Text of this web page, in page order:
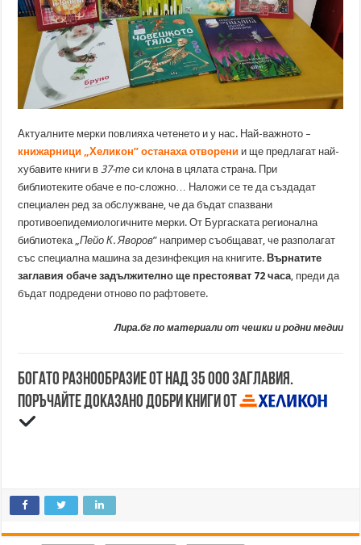
Актуалните мерки повлияха четенето и у нас. Най-важното –
книжарници „Хеликон” останаха отворени и ще предлагат най-
хубавите книги в 37-те си клона в цялата страна. При
библиотеките обаче е по-сложно… Наложи се те да създадат
специален ред за обслужване, че да бъдат спазвани
противоепидемиологичните мерки. От Бургаската регионална
библиотека „Пейо К. Яворов” например съобщават, че разполагат
със специална машина за дезинфекция на книгите.Върнатите
заглавия обаче задължително ще престояват 72 часа , преди да
бъдат подредени отново по рафтовете.
Лира.бг по материали от чешки и родни медии
Богато разнообразие от над 35 000 заглавия.
Поръчайте доказано добри книги от